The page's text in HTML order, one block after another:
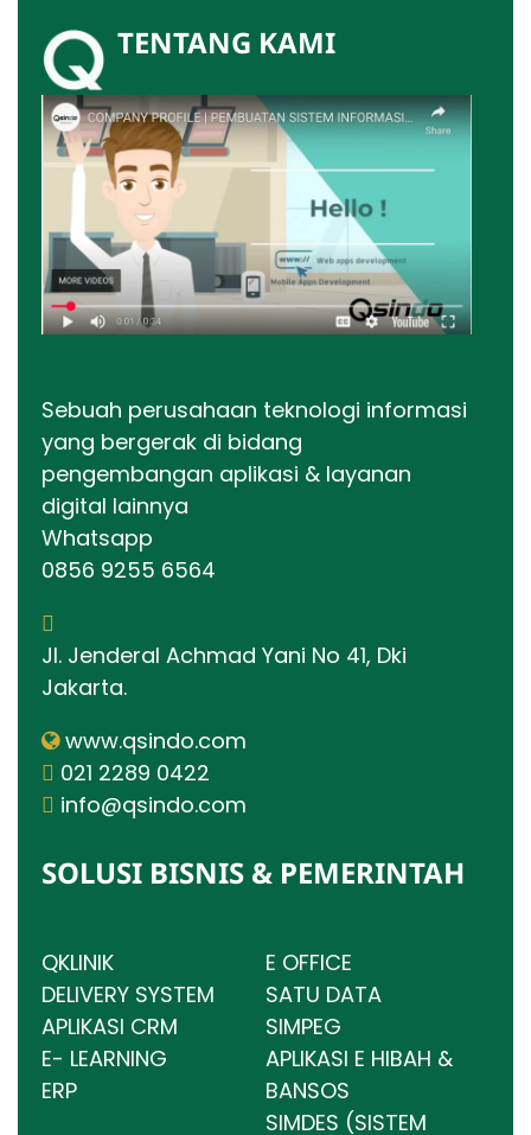
TENTANG KAMI
Sebuah perusahaan teknologi informasi
yang bergerak di bidang
pengembangan aplikasi & layanan
digital lainnya
Whatsapp
0856 9255 6564
Jl. Jenderal Achmad Yani No 41, Dki
Jakarta.
www.qsindo.com
021 2289 0422
info@qsindo.com
SOLUSI BISNIS & PEMERINTAH
QKLINIK
DELIVERY SYSTEM
APLIKASI CRM
E- LEARNING
ERP
E OFFICE
SATU DATA
SIMPEG
APLIKASI E HIBAH &
BANSOS
SIMDES (SISTEM